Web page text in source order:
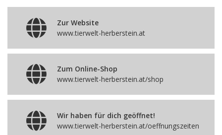
Zur Website
www.tierwelt-herberstein.at
Zum Online-Shop
www.tierwelt-herberstein.at/shop
Wir haben für dich geöffnet!
www.tierwelt-herberstein.at/oeffnungszeiten